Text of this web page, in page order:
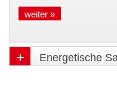
weiter »
Energetische